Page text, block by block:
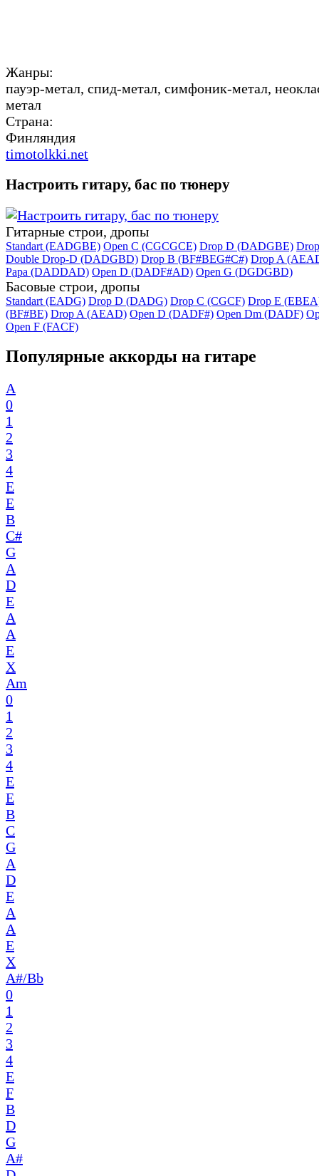
Жанры:
пауэр-метал, спид-метал, симфоник-метал,
метал
Страна:
Финляндия
timotolkki.net
Настроить гитару, бас по тюнеру
Гитарные строи, дропы
Standart (EADGBE) Open C (CGCGCE) Drop D (DADGBE)
Double Drop-D (DADGBD) Drop B (BF#BEG#C#) Drop A
Papa (DADDAD) Open D (DADF#AD) Open G (DGDGBD)
Басовые строи, дропы
Standart (EADG) Drop D (DADG) Drop C (CGCF) Drop E
(BF#BE) Drop A (AEAD) Open D (DADF#) Open Dm (DADF)
Open F (FACF)
Популярные аккорды на гитаре
A
0
1
2
3
4
E
E
B
C#
G
A
D
E
A
A
E
X
Am
0
1
2
3
4
E
E
B
C
G
A
D
E
A
A
E
X
A#/Bb
0
1
2
3
4
E
F
B
D
G
A#